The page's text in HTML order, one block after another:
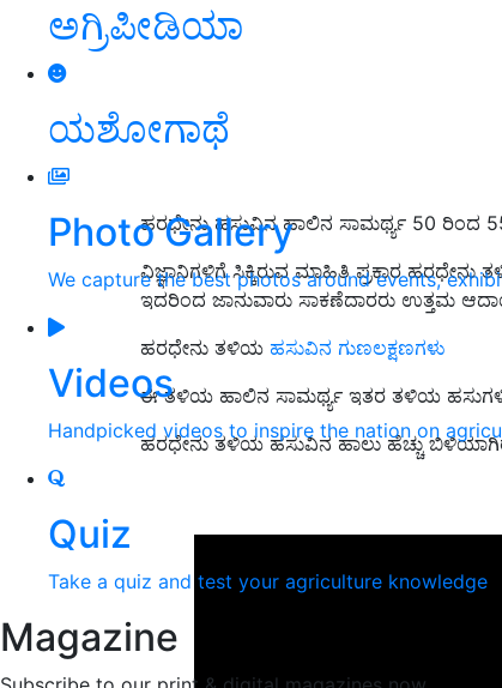
ಅಗ್ರಿಪೀಡಿಯಾ
ಯಶೋಗಾಥೆ
Photo Gallery
We capture the best photos around events,
Videos
Handpicked videos to inspire the nation on
Quiz
Take a quiz and test your agriculture knowledge
Magazine
ಹರಧೇನು ಹಸುವಿನ ಹಾಲಿನ ಸಾಮರ್ಥ್ಯ 50 ರಿಂದ
ವಿಜ್ಞಾನಿಗಳಿಗೆ ಸಿಕ್ಕಿರುವ ಮಾಹಿತಿ ಪ್ರಕಾರ
ಇದರಿಂದ ಜಾನುವಾರು ಸಾಕಣೆದಾರರು ಉತ್ತಮ
ಹರಧೇನು ತಳಿಯ ಹಸುವಿನ ಗುಣಲಕ್ಷಣಗಳು
ಈ ತಳಿಯ ಹಾಲಿನ ಸಾಮರ್ಥ್ಯ ಇತರ ತಳಿಯ
ಹರಧೇನು ತಳಿಯ ಹಸುವಿನ ಹಾಲು ಹೆಚ್ಚು